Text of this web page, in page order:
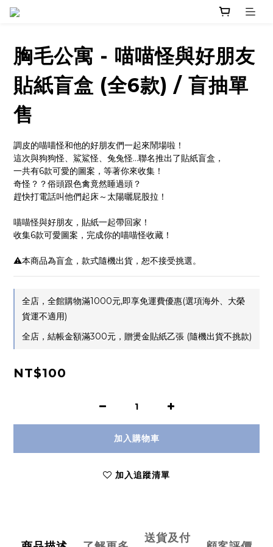
胸毛公寓 - 喵喵怪與好朋友
貼紙盲盒 (全6款) / 盲抽單
售
調皮的喵喵怪和他的好朋友們一起來鬧場啦！
這次與狗狗怪、鯊鯊怪、兔兔怪...聯名推出了貼紙盲盒，
一共有6款可愛的圖案，等著你來收集！
奇怪？？俗頭跟色禽竟然睡過頭？
趕快打電話叫他們起床～太陽曬屁股拉！
喵喵怪與好朋友，貼紙一起帶回家！
收集6款可愛圖案，完成你的喵喵怪收藏！
⚠️本商品為盲盒，款式隨機出貨，恕不接受挑選。
全店，全館購物滿1000元,即享免運費優惠(選項海外、大榮
貨運不適用)
全店，結帳金額滿300元，贈燙金貼紙乙張 (隨機出貨不挑款)
NT$100
加入購物車
加入追蹤清單
送貨及付